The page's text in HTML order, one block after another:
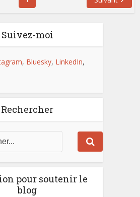
Suivez-moi
, Bluesky, LinkedIn,
Rechercher
pour soutenir le
blog